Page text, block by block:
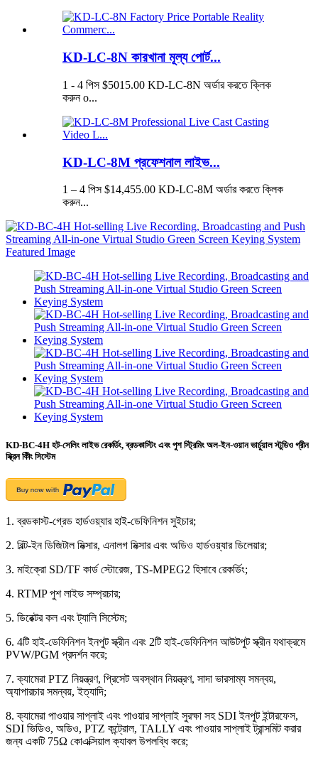
KD-LC-8N কারখানা মূল্য পোর্ট...
1 - 4 পিস $5015.00 KD-LC-8N অর্ডার করতে ক্লিক
করুন o...
KD-LC-8M প্রফেশনাল লাইভ...
1 – 4 পিস $14,455.00 KD-LC-8M অর্ডার করতে ক্লিক
করুন...
KD-BC-4H হট-সেলিং লাইভ রেকর্ডিং, ব্রডকাস্টিং এবং পুশ স্ট্রিমিং অল-ইন-ওয়ান ভার্চুয়াল স্টুডিও গ্রীন
স্ক্রিন কীিং সিস্টেম
1. ব্রডকাস্ট-গ্রেড হার্ডওয়্যার হাই-ডেফিনিশন সুইচার;
2. বিল্ট-ইন ডিজিটাল মিক্সার, এনালগ মিক্সার এবং অডিও হার্ডওয়্যার ডিলেয়ার;
3. মাইক্রো SD/TF কার্ড স্টোরেজ, TS-MPEG2 হিসাবে রেকর্ডিং;
4. RTMP পুশ লাইভ সম্প্রচার;
5. ডিরেক্টর কল এবং ট্যালি সিস্টেম;
6. 4টি হাই-ডেফিনিশন ইনপুট স্ক্রীন এবং 2টি হাই-ডেফিনিশন আউটপুট স্ক্রীন যথাক্রমে
PVW/PGM প্রদর্শন করে;
7. ক্যামেরা PTZ নিয়ন্ত্রণ, প্রিসেট অবস্থান নিয়ন্ত্রণ, সাদা ভারসাম্য সমন্বয়,
অ্যাপারচার সমন্বয়, ইত্যাদি;
8. ক্যামেরা পাওয়ার সাপ্লাই এবং পাওয়ার সাপ্লাই সুরক্ষা সহ SDI ইনপুট ইন্টারফেস,
SDI ভিডিও, অডিও, PTZ কন্ট্রোল, TALLY এবং পাওয়ার সাপ্লাই ট্রান্সমিট করার
জন্য একটি 75Ω কোএক্সিয়াল ক্যাবল উপলব্ধি করে;